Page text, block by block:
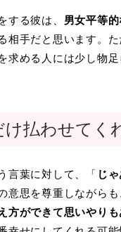
する彼は、 男女平等
相手だと思います。
求める人には少し物足
払わせてく
言葉に対して、「 じ
意思を尊重しながら
方ができて思いやり